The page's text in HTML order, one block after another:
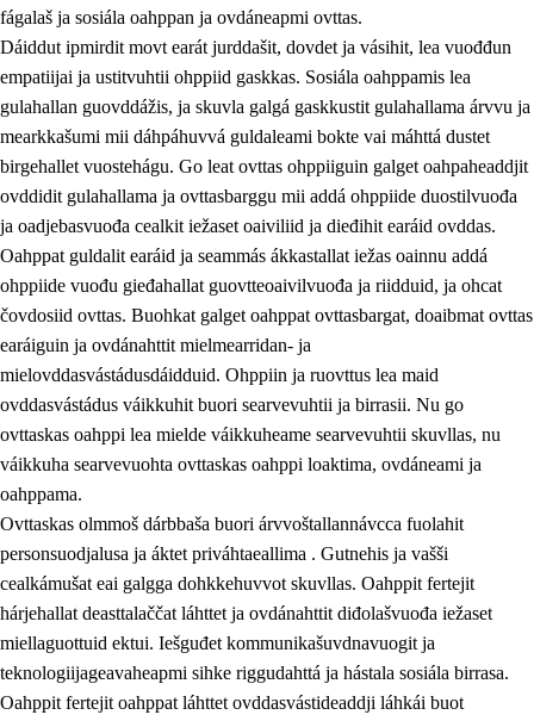
2. Oahppama prinsihpat, ovdáneapmi ja oahppahábmen
2.1 Sosiála oahppan ja ovdáneapmi
2.2 Gealbu fágain
2.3 Vuođđogálggat
2.4 Oahppat oahppat
fágalaš ja sosiála oahppan ja ovdáneapmi ovttas.
Dáiddut ipmirdit movt earát jurddašit, dovdet ja vásihit, lea vuođđun
empatiijai ja ustitvuhtii ohppiid gaskkas. Sosiála oahppamis lea
gulahallan guovddážis, ja skuvla galgá gaskkustit gulahallama árvvu ja
mearkkašumi mii dáhpáhuvvá guldaleami bokte vai máhttá dustet
birgehallet vuostehágu. Go leat ovttas ohppiiguin galget oahpaheaddjit
ovddidit gulahallama ja ovttasbarggu mii addá ohppiide duostilvuođa
ja oadjebasvuođa cealkit iežaset oaiviliid ja dieđihit earáid ovddas.
Oahppat guldalit earáid ja seammás ákkastallat iežas oainnu addá
ohppiide vuođu gieđahallat guovtteoaivilvuođa ja riidduid, ja ohcat
čovdosiid ovttas. Buohkat galget oahppat ovttasbargat, doaibmat ovttas
earáiguin ja ovdánahttit mielmearridan- ja
mielovddasvástádusdáidduid. Ohppiin ja ruovttus lea maid
ovddasvástádus váikkuhit buori searvevuhtii ja birrasii. Nu go
ovttaskas oahppi lea mielde váikkuheame searvevuhtii skuvllas, nu
váikkuha searvevuohta ovttaskas oahppi loaktima, ovdáneami ja
oahppama.
Ovttaskas olmmoš dárbbaša buori árvvoštallannávcca fuolahit
personsuodjalusa ja áktet priváhtaeallima . Gutnehis ja vašši
cealkámušat eai galgga dohkkehuvvot skuvllas. Oahppit fertejit
hárjehallat deasttalaččat láhttet ja ovdánahttit diđolašvuođa iežaset
miellaguottuid ektui. Iešguđet kommunikašuvdnavuogit ja
teknologiijageavaheapmi sihke riggudahttá ja hástala sosiála birrasa.
Oahppit fertejit oahppat láhttet ovddasvástideaddji láhkái buot